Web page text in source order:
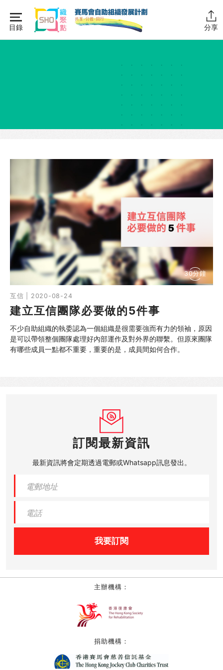
content
目錄 分享
主頁
關於我們
媒體報導
互信 | 2020-08-24
30分鐘
建立互信團隊必要做的5件事
不少自助組織的執委認為一個組織是很需要強而有力的領袖，原因
是可以帶領整個團隊處理好內部運作及對外界的聯繫。但原來團隊
有哪些成員一點都不重要，重要的是，成員間如何合作。
訂閱最新資訊
最新資訊將會定期透過電郵或Whatsapp訊息發出。
我要訂閱
主辦機構：
捐助機構：